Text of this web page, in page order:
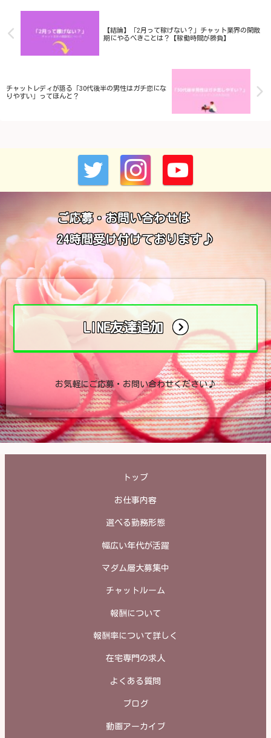
【結論】「2月って稼げない？」チャット業界の閑散
期にやるべきことは？【稼働時間が勝負】
チャットレディが語る「30代後半の男性はガチ恋にな
りやすい」ってほんと？
ご応募・お問い合わせは
24時間受け付けております♪
LINE友達追加
お気軽にご応募・お問い合わせください♪
トップ
お仕事内容
選べる勤務形態
幅広い年代が活躍
マダム層大募集中
チャットルーム
報酬について
報酬率について詳しく
在宅専門の求人
よくある質問
ブログ
動画アーカイブ